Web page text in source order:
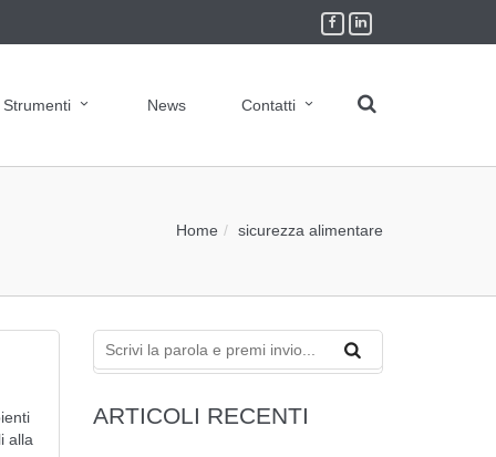
Strumenti News Contatti
Home sicurezza alimentare
alla
ARTICOLI RECENTI